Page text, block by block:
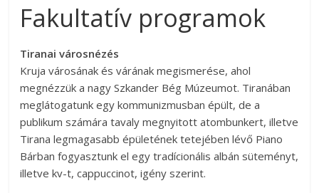
Fakultatív programok
Tiranai városnézés
Kruja városának és várának megismerése, ahol
megnézzük a nagy Szkander Bég Múzeumot. Tiranában
meglátogatunk egy kommunizmusban épült, de a
publikum számára tavaly megnyitott atombunkert, illetve
Tirana legmagasabb épületének tetejében lévő Piano
Bárban fogyasztunk el egy tradícionális albán süteményt,
illetve kv-t, cappuccinot, igény szerint.